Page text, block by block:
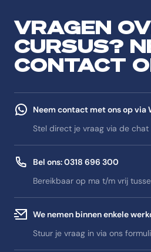
VRAGEN
CURSUS?
CONTACT
Neem contact met ons op via
Stel direct je vraag via de chat
Bel ons: 0318 696 300
Bereikbaar op ma t/m vrij
We nemen binnen enkele
Stuur je vraag in via ons